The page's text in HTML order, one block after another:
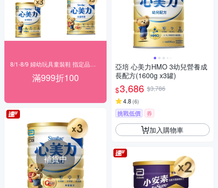
滿999折100
補貨中
亞培 心美力HMO 3幼兒營養成
長配方(1600g x3罐)
$3,686 $3,786
4.8 (6)
挑戰低價 券
加入購物車